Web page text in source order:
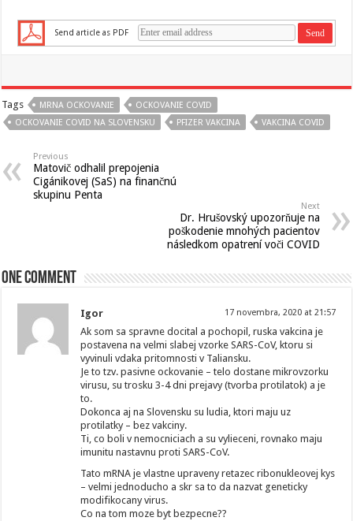
Send article as PDF
Tags MRNA OCKOVANIE
OCKOVANIE COVID
OCKOVANIE COVID NA SLOVENSKU
PFIZER VAKCINA VAKCINA COVID
Previous
Matovič odhalil prepojenia
Cigánikovej (SaS) na finančnú
skupinu Penta
Next
Dr. Hrušovský upozorňuje na
poškodenie mnohých pacientov
následkom opatrení voči COVID
One comment
Igor 17 novembra, 2020 at 21:57
Ak som sa spravne docital a pochopil, ruska vakcina je
postavena na velmi slabej vzorke SARS-CoV, ktoru si
vyvinuli vdaka pritomnosti v Taliansku.
Je to tzv. pasivne ockovanie – telo dostane mikrovzorku
virusu, su trosku 3-4 dni prejavy (tvorba protilatok) a je
to.
Dokonca aj na Slovensku su ludia, ktori maju uz
protilatky – bez vakciny.
Ti, co boli v nemocniciach a su vylieceni, rovnako maju
imunitu nastavnu proti SARS-CoV.
Tato mRNA je vlastne upraveny retazec ribonukleovej kys
– velmi jednoducho a skr sa to da nazvat geneticky
modifikocany virus.
Co na tom moze byt bezpecne??